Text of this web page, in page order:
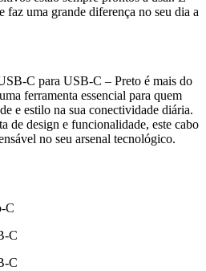
faz uma grande diferença no seu dia a
C para USB-C – Preto é mais do
ferramenta essencial para quem
e estilo na sua conectividade diária.
de design e funcionalidade, este cabo
no seu arsenal tecnológico.
C
C
C